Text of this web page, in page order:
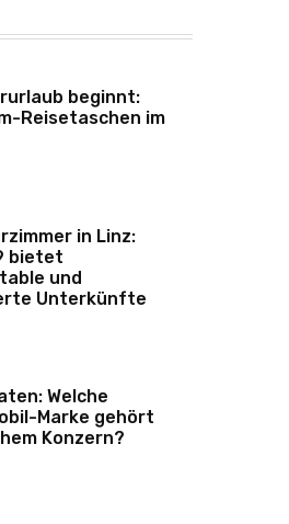
beginnt:
Reisetaschen im
in Linz:
bietet
und
Unterkünfte
Welche
Marke gehört
Konzern?